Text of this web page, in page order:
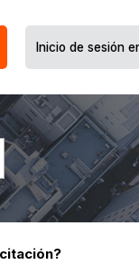
Inicio de sesión